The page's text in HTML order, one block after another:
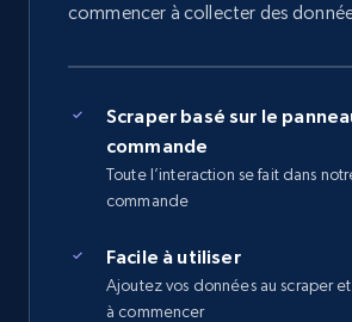
commencer à collecter des
Scraper basé sur le
commande
Toute l’interaction se fait dans
commande
Facile à utiliser
Ajoutez vos données au scraper
à commencer